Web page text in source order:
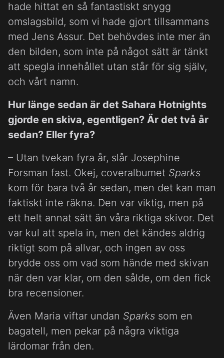
hade hittat en så fantastiskt snygg
omslagsbild, som vi hade gjort tillsammans
med Jens Assur. Det behövdes inte mer än
den bilden, som inte på något sätt är tänkt
att spegla innehållet utan står för sig själv,
och vårt namn.
Hur länge sedan är det Sahara Hotnights
gjorde en skiva, egentligen? Är det två år
sedan? Eller fyra?
– Utan tvekan fyra år, slår Josephine
Forsman fast. Okej, coveralbumet Sparks
kom för bara två år sedan, men det kan man
faktiskt inte räkna. Den var viktig, men på
ett helt annat sätt än våra riktiga skivor. Det
var kul att spela in, men det kändes aldrig
riktigt som på allvar, och ingen av oss
brydde oss om vad som hände med skivan
när den var klar, om den sålde, om den fick
bra recensioner.
Även Maria viftar undan Sparks som en
bagatell, men pekar på några viktiga
lärdomar från den.